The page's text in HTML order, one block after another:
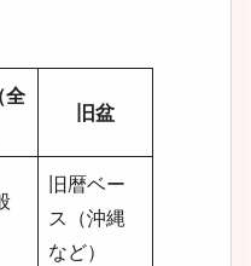
全
旧盆
旧暦ベー
ス（沖縄
など）